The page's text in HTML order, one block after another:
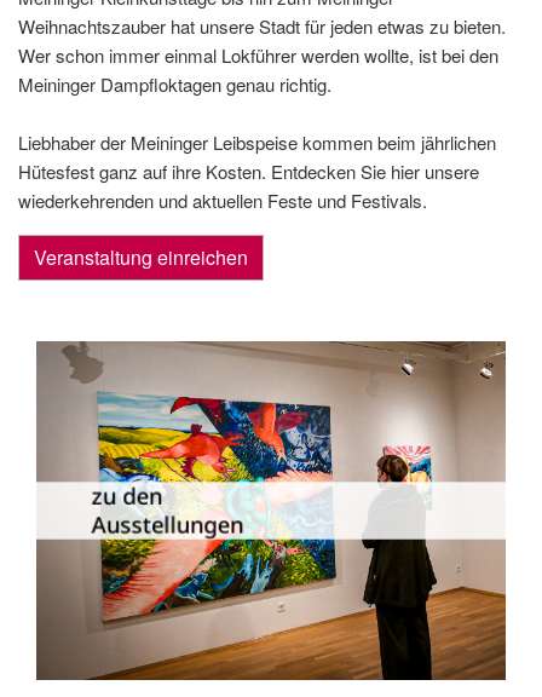
Weihnachtszauber hat unsere Stadt für jeden etwas zu bieten.
Wer schon immer einmal Lokführer werden wollte, ist bei den
Meininger Dampfloktagen genau richtig.
Liebhaber der Meininger Leibspeise kommen beim jährlichen
Hütesfest ganz auf ihre Kosten. Entdecken Sie hier unsere
wiederkehrenden und aktuellen Feste und Festivals.
Veranstaltung einreichen
zu den
Ausstellungen
Die Dauer­ausstellungen in Meiningen
und Umgebung als Übersicht.
zu den Ausstellungen